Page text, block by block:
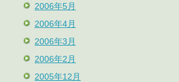
2006年5月
2006年4月
2006年3月
2006年2月
2005年12月